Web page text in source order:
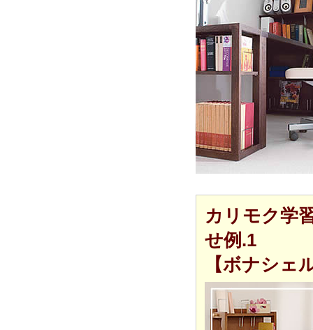
カリモク学
せ例.1
【ボナシェ